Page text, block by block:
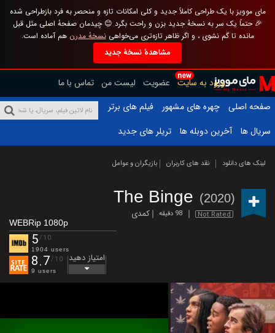
مای موویز با یک طراحی کاملاً جدید و کلی امکانات تازه و منحصر به فرد بازطراحی شده
🎉 حتماً یک سر به نسخهٔ جدید بزن و راحت بگرد 😊 چیدمان صفحهٔ اصلی مثل قبل
مانده تا گم نشوی ، و اگر ظاهر تازه‌تری می‌خواهینسخهٔ مدرن هم آماده است.
مشاهدهٔ نسخهٔ جدید
new
ورود به سایت عضویت لیست من تماس با ما
صفحه اصلی
چهره های مشهور
فیلم های برتر
سریال ها
آخرین دوبله ها تریلر های جدید
لینک های دانلود نقد های کاربران بازیگران و عوامل
The Binge (2020)
Not Rated 98 دقیقه کمدی
WEBRip 1080p
5/10
1904 users
8.7/10
9 users
امتیاز دهید